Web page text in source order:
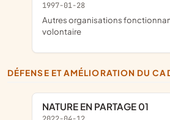
1997-01-28
Autres organisations fonctionnant par adhésion
volontaire
DÉFENSE ET AMÉLIORATION DU
NATURE EN PARTAGE 01